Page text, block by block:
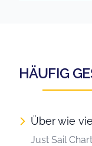
HÄUFIG
Über wie
Just Sail